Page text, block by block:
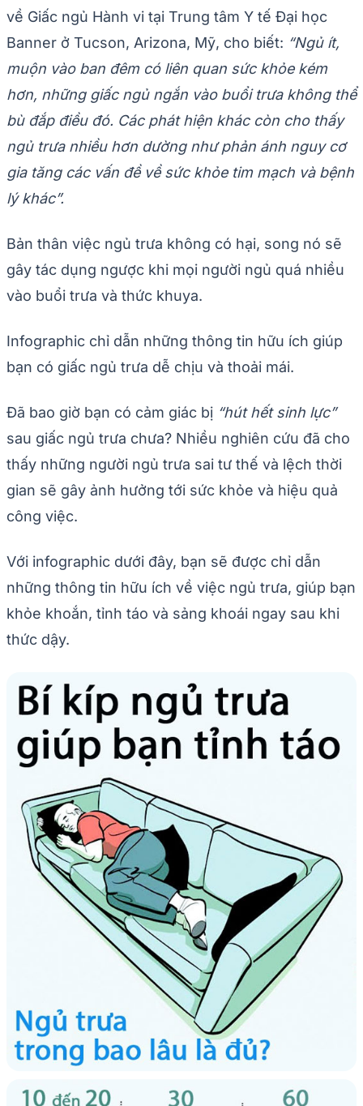
về Giấc ngủ Hành vi tại Trung tâm Y tế Đại học
Banner ở Tucson, Arizona, Mỹ, cho biết: “Ngủ ít,
muộn vào ban đêm có liên quan sức khỏe kém
hơn, những giấc ngủ ngắn vào buổi trưa không thể
bù đắp điều đó. Các phát hiện khác còn cho thấy
ngủ trưa nhiều hơn dường như phản ánh nguy cơ
gia tăng các vấn đề về sức khỏe tim mạch và bệnh
lý khác”.
Bản thân việc ngủ trưa không có hại, song nó sẽ
gây tác dụng ngược khi mọi người ngủ quá nhiều
vào buổi trưa và thức khuya.
Infographic chỉ dẫn những thông tin hữu ích giúp
bạn có giấc ngủ trưa dễ chịu và thoải mái.
Đã bao giờ bạn có cảm giác bị “hút hết sinh lực”
sau giấc ngủ trưa chưa? Nhiều nghiên cứu đã cho
thấy những người ngủ trưa sai tư thế và lệch thời
gian sẽ gây ảnh hưởng tới sức khỏe và hiệu quả
công việc.
Với infographic dưới đây, bạn sẽ được chỉ dẫn
những thông tin hữu ích về việc ngủ trưa, giúp bạn
khỏe khoắn, tỉnh táo và sảng khoái ngay sau khi
thức dậy.